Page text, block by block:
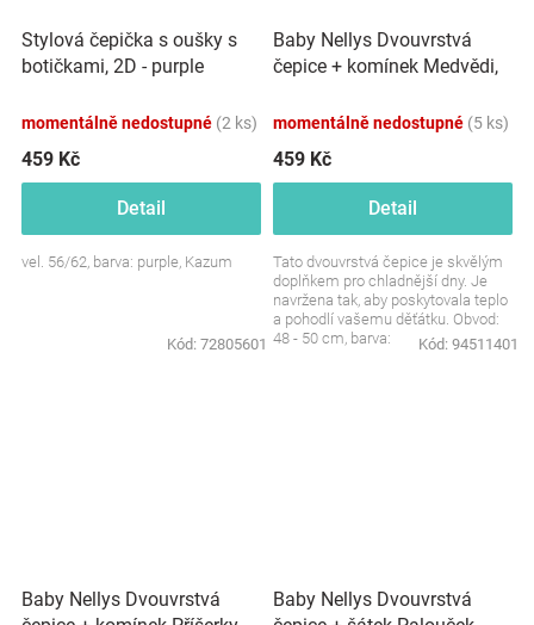
Stylová čepička s oušky s
botičkami, 2D - purple
momentálně nedostupné (2 ks)
459 Kč
Detail
vel. 56/62, barva: purple, Kazum
Kód: 72805601
Baby Nellys Dvouvrstvá
čepice + komínek Medvědi,
92/98
momentálně nedostupné (5 ks)
459 Kč
Detail
Tato dvouvrstvá čepice je skvělým
doplňkem pro chladnější dny. Je
navržena tak, aby poskytovala teplo
a pohodlí vašemu děťátku. Obvod:
48 - 50 cm, barva:
Kód: 94511401
Baby Nellys Dvouvrstvá
Baby Nellys Dvouvrstvá